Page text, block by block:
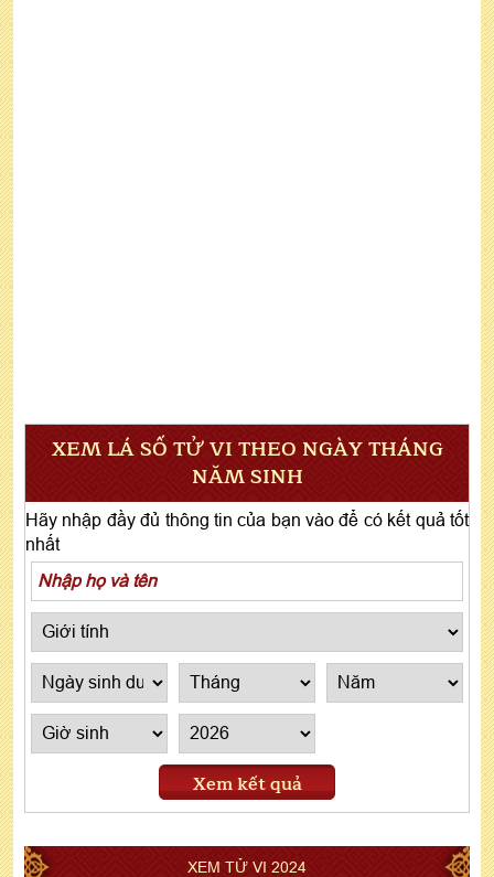
XEM LÁ SỐ TỬ VI THEO NGÀY THÁNG
NĂM SINH
Hãy nhập đầy đủ thông tin của bạn vào để có kết quả tốt
nhất
Xem kết quả
XEM TỬ VI 2024